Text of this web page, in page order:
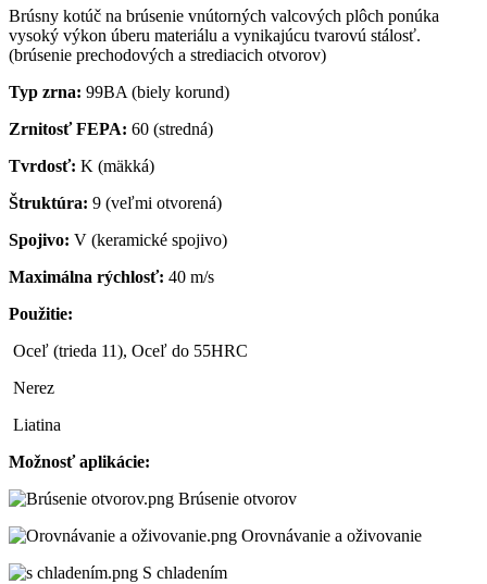
Brúsny kotúč na brúsenie vnútorných valcových plôch ponúka
vysoký výkon úberu materiálu a vynikajúcu tvarovú stálosť.
(brúsenie prechodových a strediacich otvorov)
Typ zrna: 99BA (biely korund)
Zrnitosť FEPA: 60 (stredná)
Tvrdosť: K (mäkká)
Štruktúra: 9 (veľmi otvorená)
Spojivo: V (keramické spojivo)
Maximálna rýchlosť: 40 m/s
Použitie:
Oceľ (trieda 11), Oceľ do 55HRC
Nerez
Liatina
Možnosť aplikácie:
Brúsenie otvorov
Orovnávanie a oživovanie
S chladením